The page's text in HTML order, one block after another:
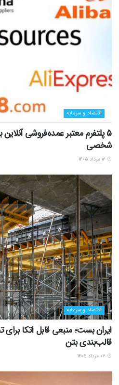
اقتصاد و سرمایه
5 پلتفرم معتبر عمده‌فروشی
شخصی
اقتصاد و سرمایه
ایران بست؛ منبعی قابل اتکا
قالب‌بندی بتن